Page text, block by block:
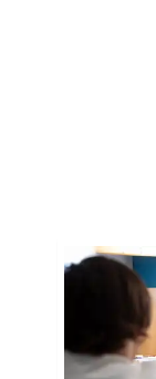
Warum
Das